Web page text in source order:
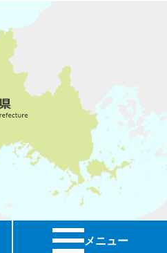
メニュー